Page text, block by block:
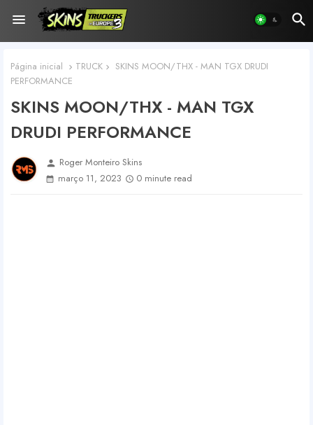
Página inicial TRUCK
SKINS MOON/THX - MAN TGX DRUDI
PERFORMANCE
SKINS MOON/THX - MAN TGX
DRUDI PERFORMANCE
person Roger Monteiro Skins
março 11, 2023
0 minute read